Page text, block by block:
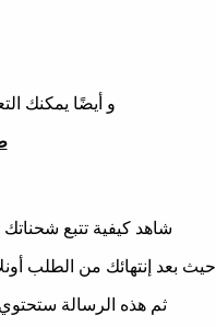
و أيضًا يمكنك
شاهد كيفية تتبع
حيث بعد إنتهائك من الطلب
ثم هذه الرسالة